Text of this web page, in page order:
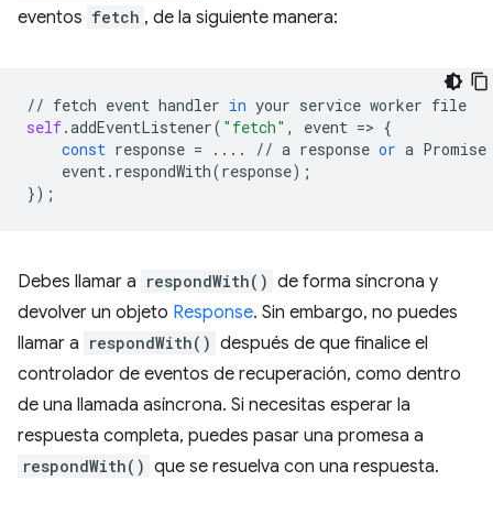
eventos fetch , de la siguiente manera:
// fetch event handler in your service worker file
self.addEventListener( "fetch" , event => {
const response = .... // a response or a Promise
event. respondWith(response);
});
Debes llamar a respondWith() de forma síncrona y
devolver un objeto Response. Sin embargo, no puedes
llamar a respondWith() después de que finalice el
controlador de eventos de recuperación, como dentro
de una llamada asíncrona. Si necesitas esperar la
respuesta completa, puedes pasar una promesa a
respondWith() que se resuelva con una respuesta.